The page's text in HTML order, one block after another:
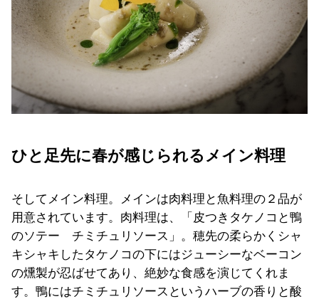
ひと足先に春が感じられるメイン料理
そしてメイン料理。メインは肉料理と魚料理の２品が
用意されています。肉料理は、「皮つきタケノコと鴨
のソテー チミチュリソース」。穂先の柔らかくシャ
キシャキしたタケノコの下にはジューシーなベーコン
の燻製が忍ばせてあり、絶妙な食感を演じてくれま
す。鴨にはチミチュリソースというハーブの香りと酸